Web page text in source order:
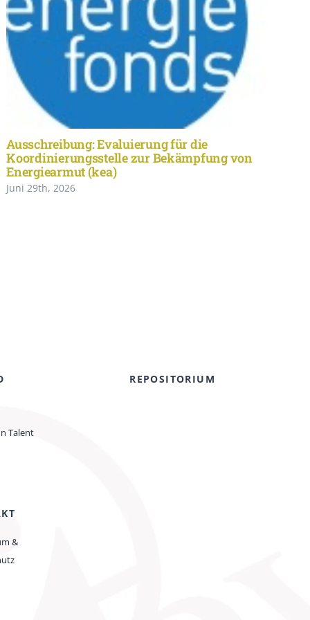
Ausschreibung: Evaluierung für die
Koordinierungsstelle zur Bekämpfung von
Energiearmut (kea)
Juni 29th, 2026
Talent
REPOSITORIUM
&